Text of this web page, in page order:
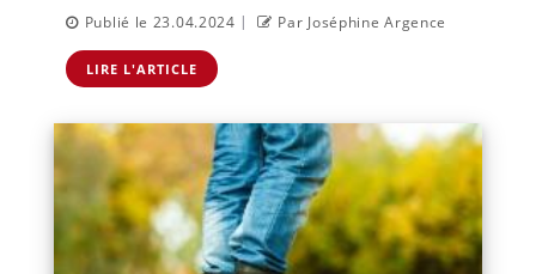
Publié le 23.04.2024 | Par Joséphine Argence
LIRE L'ARTICLE